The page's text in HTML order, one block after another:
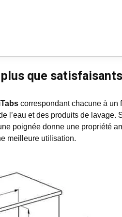
que satisfaisants
correspondant chacune à un
l’eau et des produits de
poignée donne une propriété
meilleure utilisation.